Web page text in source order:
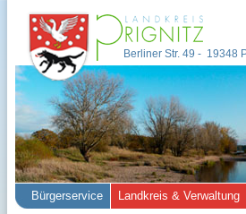
Berliner Str. 49 - 19348
Bürgerservice Landkreis & Verwaltung